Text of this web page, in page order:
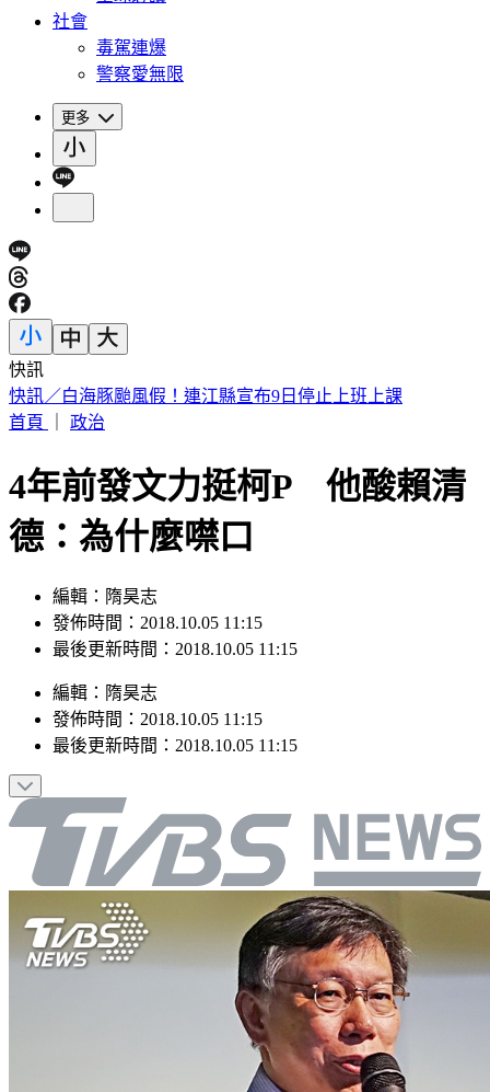
社會
毒駕連爆
警察愛無限
更多
快訊
淡水驚見龍捲風！氣象署揭成因證實：的確觀測到鉤狀母雲
首頁
政治
4年前發文力挺柯P 他酸賴清
德：為什麼噤口
編輯：隋昊志
發佈時間：2018.10.05 11:15
最後更新時間：2018.10.05 11:15
編輯 ： 隋昊志
發佈時間： 2018.10.05 11:15
最後更新時間： 2018.10.05 11:15